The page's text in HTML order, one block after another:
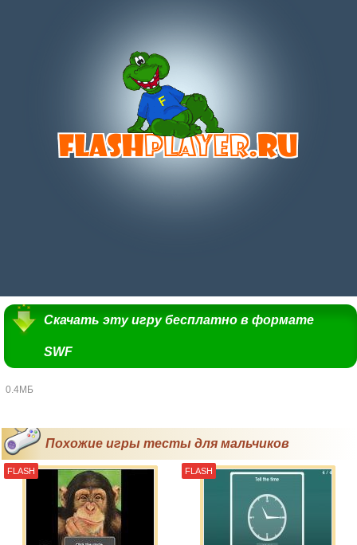
Скачать эту игру бесплатно в формате
SWF
0.4МБ
Похожие игры тесты для мальчиков
FLASH FLASH